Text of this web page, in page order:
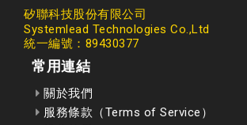
矽聯科技股份有限公司
Systemlead Technologies Co.,Ltd
統一編號：89430377
常用連結
關於我們
服務條款（Terms of Service）